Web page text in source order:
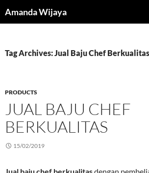
Amanda Wijaya
Tag Archives: Jual Baju Chef Berkualitas
PRODUCTS
JUAL BAJU CHEF
BERKUALITAS
15/02/2019